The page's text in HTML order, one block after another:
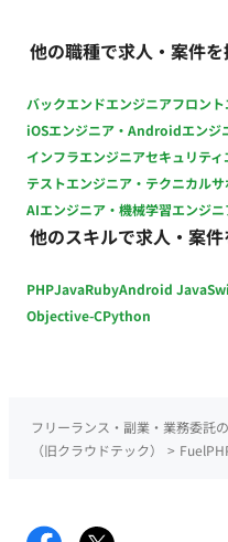
他の職種で求人・案件を
バックエンドエンジニアフロン
iOSエンジニア・Androidエンジ
インフラエンジニアセキュリテ
テストエンジニア・テクニカルサ
AIエンジニア・機械学習エンジニ
他のスキルで求人・案
PHPJavaRubyAndroid Java
Objective-CPython
フリーランス・副業・業務委託
（旧クラウドテック）
>